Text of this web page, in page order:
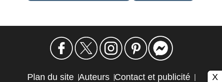
Plan du site Auteurs Contact et publicité X